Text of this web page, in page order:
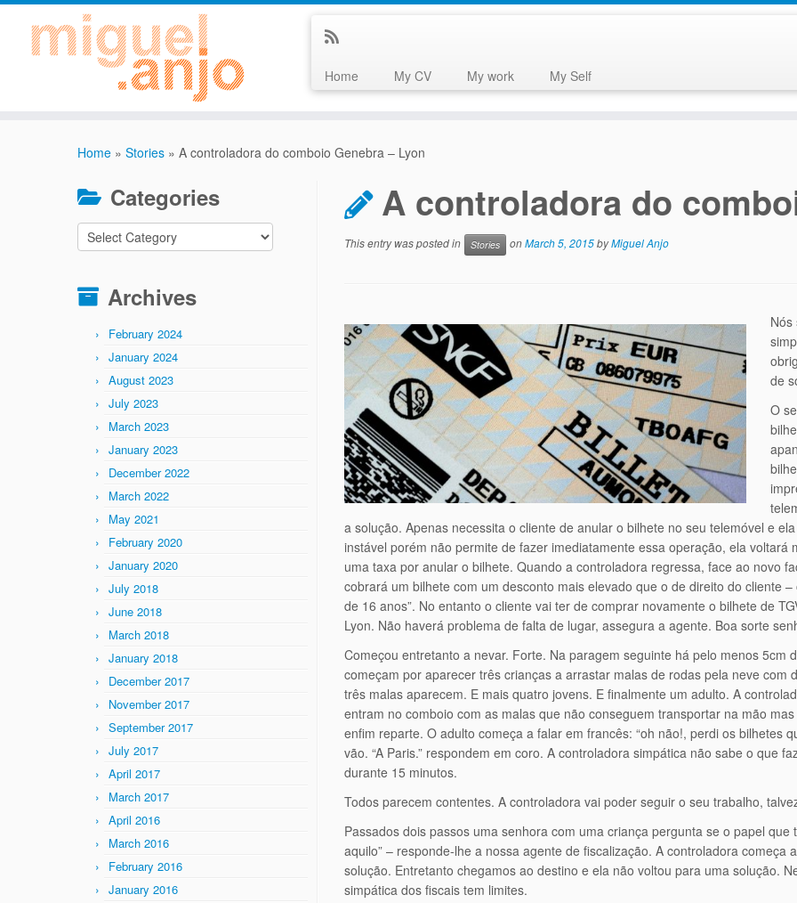
Home My CV My work My Self
Home » Stories » A controladora do comboio Genebra – Lyon
Categories
Categories
Archives
February 2024
January 2024
August 2023
July 2023
March 2023
January 2023
December 2022
March 2022
May 2021
February 2020
January 2020
July 2018
June 2018
March 2018
January 2018
December 2017
November 2017
September 2017
July 2017
April 2017
March 2017
April 2016
March 2016
February 2016
January 2016
A controladora do
This entry was posted in Stories onMarch 5, 2015byMiguel Anjo
Nós
de
O
a solução. Apenas necessita o cliente de anular o bilhete no seu telemóvel e
instável porém não permite de fazer imediatamente essa operação, ela
uma taxa por anular o bilhete. Quando a controladora regressa, face ao novo
cobrará um bilhete com um desconto mais elevado que o de direito do cliente
de 16 anos”. No entanto o cliente vai ter de comprar novamente o bilhete de
Lyon. Não haverá problema de falta de lugar, assegura a agente. Boa sorte
Começou entretanto a nevar. Forte. Na paragem seguinte há pelo menos 5cm
começam por aparecer três crianças a arrastar malas de rodas pela neve com
três malas aparecem. E mais quatro jovens. E finalmente um adulto. A
entram no comboio com as malas que não conseguem transportar na mão
enfim reparte. O adulto começa a falar em francês: “oh não!, perdi os bilhetes
vão. “A Paris.” respondem em coro. A controladora simpática não sabe o que
durante 15 minutos.
Todos parecem contentes. A controladora vai poder seguir o seu trabalho,
Passados dois passos uma senhora com uma criança pergunta se o papel
aquilo” – responde-lhe a nossa agente de fiscalização. A controladora
solução. Entretanto chegamos ao destino e ela não voltou para uma solução.
simpática dos fiscais tem limites.